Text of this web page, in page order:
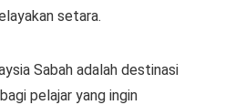
setara.
Sabah adalah destinasi
pelajar yang ingin